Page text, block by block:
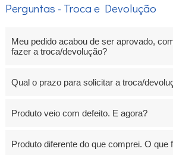
Perguntas - Troca e Devolução
Meu pedido acabou de ser aprovado,
fazer a troca/devolução?
Qual o prazo para solicitar a troca/
Produto veio com defeito. E agora?
Produto diferente do que comprei. O que